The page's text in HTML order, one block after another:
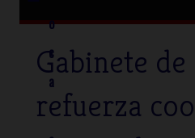
o
c
a
Gabinete
refuerza